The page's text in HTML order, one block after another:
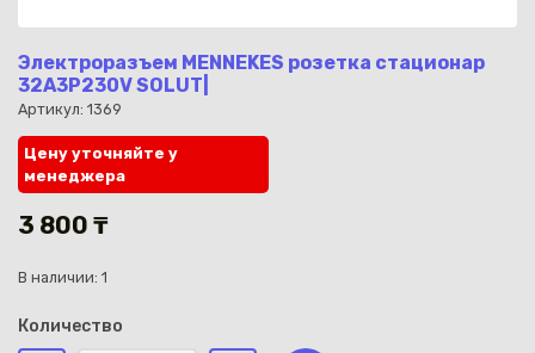
Электроразъем MENNEKES розетка стационар
32A3P230V SOLUT|
Артикул: 1369
Цену уточняйте у
менеджера
3 800 ₸
В наличии: 1
Количество